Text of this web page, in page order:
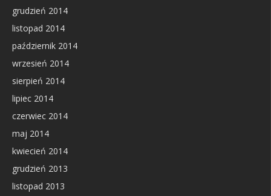
grudzień 2014
listopad 2014
październik 2014
wrzesień 2014
sierpień 2014
lipiec 2014
czerwiec 2014
maj 2014
kwiecień 2014
grudzień 2013
listopad 2013